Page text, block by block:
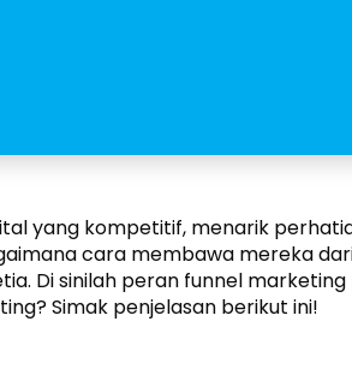
yang kompetitif, menarik
cara membawa mereka
Di sinilah peran funnel marketing
Simak penjelasan berikut ini!